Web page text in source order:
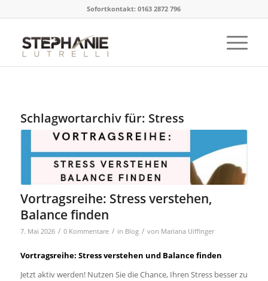
Sofortkontakt: 0163 2872 796
Schlagwortarchiv für: Stress
Vortragsreihe: Stress verstehen,
Balance finden
7. Mai 2026 / 0 Kommentare / in Blog / von Mariana Uiffinger
Vortragsreihe: Stress verstehen und Balance finden
Jetzt aktiv werden! Nutzen Sie die Chance, Ihren Stress besser zu